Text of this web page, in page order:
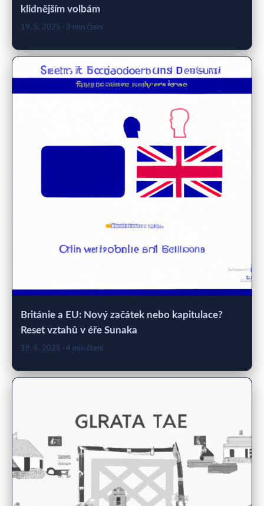
klidnějším volbám
19. 5. 2025 · 3 min čtení
Británie a EU: Nový začátek nebo kapitulace?
Reset vztahů v éře Sunaka
19. 5. 2025 · 4 min čtení